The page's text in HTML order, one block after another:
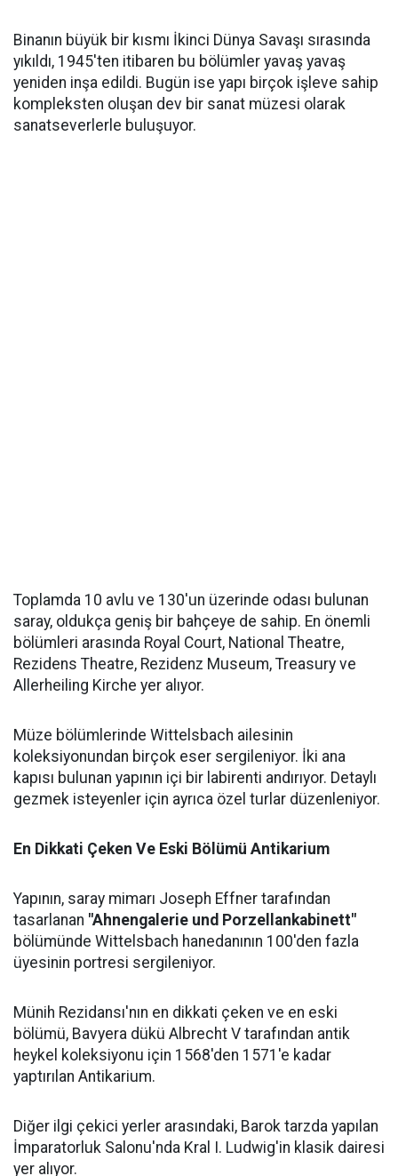
Binanın büyük bir kısmı İkinci Dünya Savaşı sırasında
yıkıldı, 1945'ten itibaren bu bölümler yavaş yavaş
yeniden inşa edildi. Bugün ise yapı birçok işleve sahip
kompleksten oluşan dev bir sanat müzesi olarak
sanatseverlerle buluşuyor.
Toplamda 10 avlu ve 130'un üzerinde odası bulunan
saray, oldukça geniş bir bahçeye de sahip. En önemli
bölümleri arasında Royal Court, National Theatre,
Rezidens Theatre, Rezidenz Museum, Treasury ve
Allerheiling Kirche yer alıyor.
Müze bölümlerinde Wittelsbach ailesinin
koleksiyonundan birçok eser sergileniyor. İki ana
kapısı bulunan yapının içi bir labirenti andırıyor. Detaylı
gezmek isteyenler için ayrıca özel turlar düzenleniyor.
En Dikkati Çeken Ve Eski Bölümü Antikarium
Yapının, saray mimarı Joseph Effner tarafından
tasarlanan "Ahnengalerie und Porzellankabinett"
bölümünde Wittelsbach hanedanının 100'den fazla
üyesinin portresi sergileniyor.
Münih Rezidansı'nın en dikkati çeken ve en eski
bölümü, Bavyera dükü Albrecht V tarafından antik
heykel koleksiyonu için 1568'den 1571'e kadar
yaptırılan Antikarium.
Diğer ilgi çekici yerler arasındaki, Barok tarzda yapılan
İmparatorluk Salonu'nda Kral I. Ludwig'in klasik dairesi
yer alıyor.